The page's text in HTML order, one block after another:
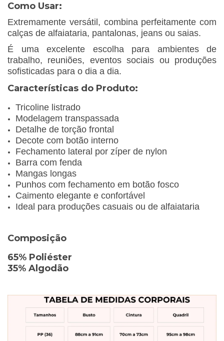
Como Usar:
Extremamente versátil, combina perfeitamente com
calças de alfaiataria, pantalonas, jeans ou saias.
É uma excelente escolha para ambientes de
trabalho, reuniões, eventos sociais ou produções
sofisticadas para o dia a dia.
Características do Produto:
Tricoline listrado
Modelagem transpassada
Detalhe de torção frontal
Decote com botão interno
Fechamento lateral por zíper de nylon
Barra com fenda
Mangas longas
Punhos com fechamento em botão fosco
Caimento elegante e confortável
Ideal para produções casuais ou de alfaiataria
Composição
65% Poliéster
35% Algodão